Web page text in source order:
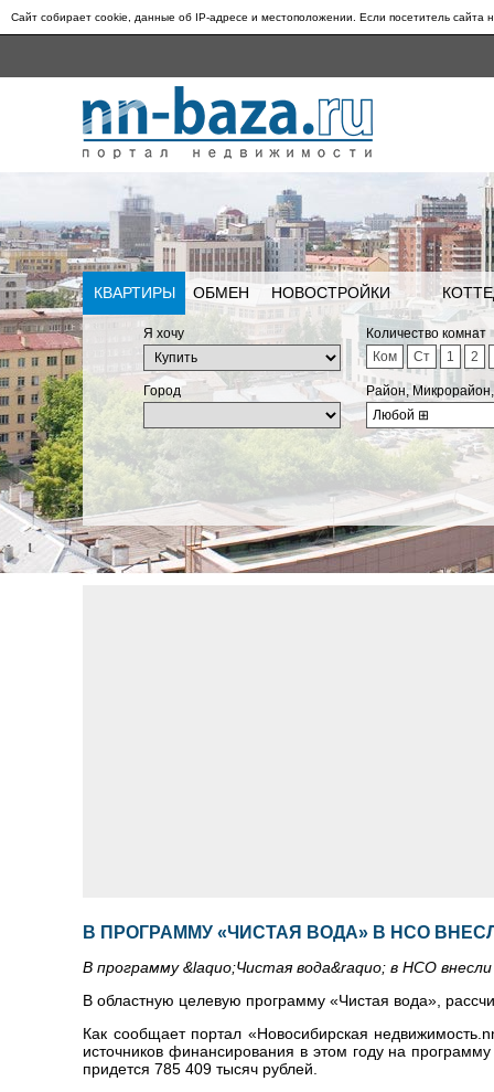
Сайт собирает cookie, данные об IP-адресе и местоположении. Если посетитель сайта
КВАРТИРЫ ОБМЕН НОВОСТРОЙКИ
Я хочу
Количество комнат
Ком
Ст 1 2
Город
Район,
Любой ⊞
В ПРОГРАММУ «ЧИСТАЯ ВОДА» В НСО
В программу &laquo;Чистая вода&raquo; в НСО внесли
В областную целевую программу «Чистая вода»,
Как сообщает портал «Новосибирская
источников финансирования в этом году на
придется 785 409 тысяч рублей.